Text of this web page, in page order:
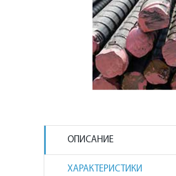
ОПИСАНИЕ
ХАРАКТЕРИСТИКИ